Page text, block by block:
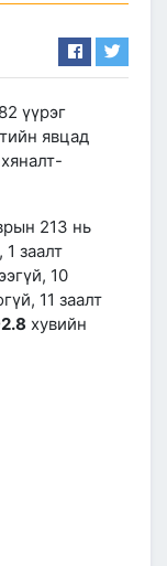
үүрэг
явцад
213 нь
заалт
10
11 заалт
хувийн